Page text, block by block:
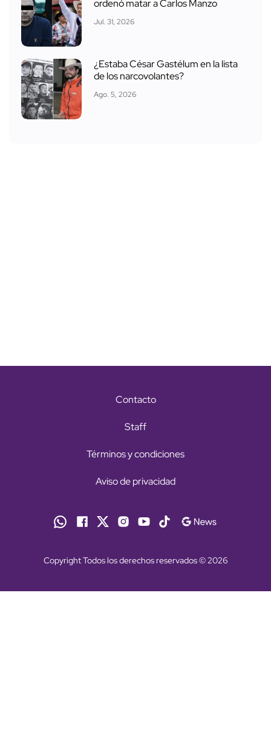
ordenó matar a Carlos Manzo
Jul. 31, 2026
¿Estaba César Gastélum en la lista
de los narcovolantes?
Ago. 5, 2026
Contacto
Staff
Términos y condiciones
Aviso de privacidad
Copyright Todos los derechos reservados © 2026